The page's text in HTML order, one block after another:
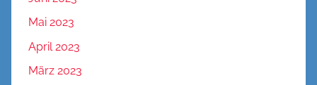
Mai 2023
April 2023
März 2023